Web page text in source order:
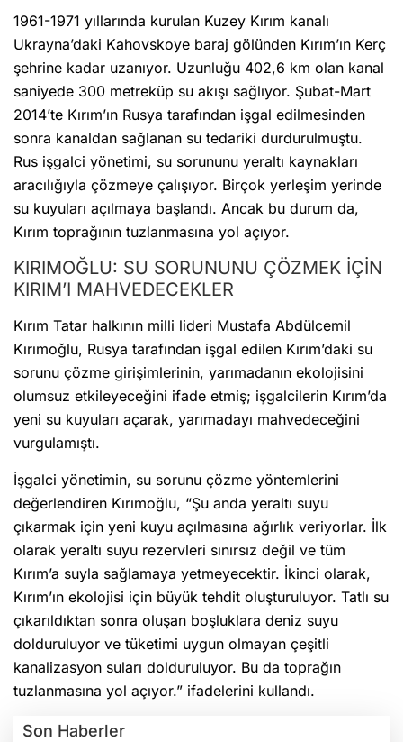
1961-1971 yıllarında kurulan Kuzey Kırım kanalı
Ukrayna’daki Kahovskoye baraj gölünden Kırım’ın Kerç
şehrine kadar uzanıyor. Uzunluğu 402,6 km olan kanal
saniyede 300 metreküp su akışı sağlıyor. Şubat-Mart
2014’te Kırım’ın Rusya tarafından işgal edilmesinden
sonra kanaldan sağlanan su tedariki durdurulmuştu.
Rus işgalci yönetimi, su sorununu yeraltı kaynakları
aracılığıyla çözmeye çalışıyor. Birçok yerleşim yerinde
su kuyuları açılmaya başlandı. Ancak bu durum da,
Kırım toprağının tuzlanmasına yol açıyor.
KIRIMOĞLU: SU SORUNUNU ÇÖZMEK İÇİN
KIRIM’I MAHVEDECEKLER
Kırım Tatar halkının milli lideri Mustafa Abdülcemil
Kırımoğlu, Rusya tarafından işgal edilen Kırım’daki su
sorunu çözme girişimlerinin, yarımadanın ekolojisini
olumsuz etkileyeceğini ifade etmiş; işgalcilerin Kırım’da
yeni su kuyuları açarak, yarımadayı mahvedeceğini
vurgulamıştı.
İşgalci yönetimin, su sorunu çözme yöntemlerini
değerlendiren Kırımoğlu, “Şu anda yeraltı suyu
çıkarmak için yeni kuyu açılmasına ağırlık veriyorlar. İlk
olarak yeraltı suyu rezervleri sınırsız değil ve tüm
Kırım’a suyla sağlamaya yetmeyecektir. İkinci olarak,
Kırım’ın ekolojisi için büyük tehdit oluşturuluyor. Tatlı su
çıkarıldıktan sonra oluşan boşluklara deniz suyu
dolduruluyor ve tüketimi uygun olmayan çeşitli
kanalizasyon suları dolduruluyor. Bu da toprağın
tuzlanmasına yol açıyor.” ifadelerini kullandı.
Son Haberler